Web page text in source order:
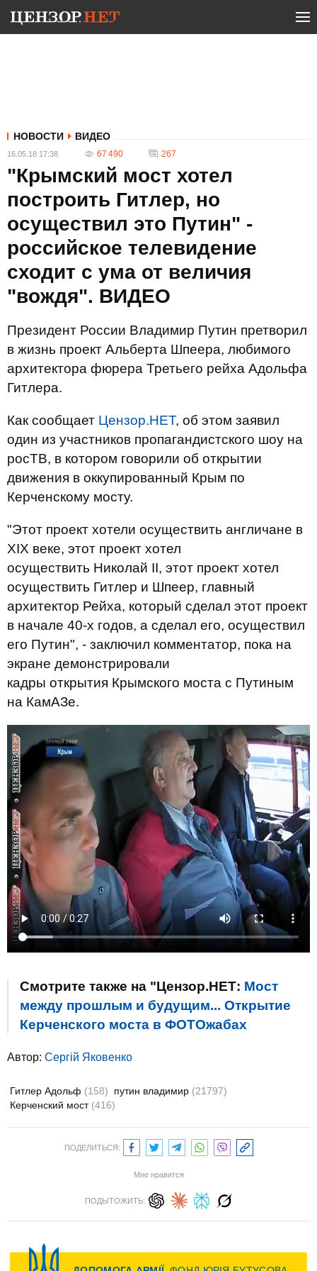
НОВОСТИ ВИДЕО
16.05.18 17:38 67 490 267
"Крымский мост хотел
построить Гитлер, но
осуществил это Путин" -
российское телевидение
сходит с ума от величия
"вождя". ВИДЕО
Президент России Владимир Путин претворил
в жизнь проект Альберта Шпеера, любимого
архитектора фюрера Третьего рейха Адольфа
Гитлера.
Как сообщает Цензор.НЕТ, об этом заявил
один из участников пропагандистского шоу на
росТВ, в котором говорили об открытии
движения в оккупированный Крым по
Керченскому мосту.
"Этот проект хотели осуществить англичане в
XIX веке, этот проект хотел
осуществить Николай II, этот проект хотел
осуществить Гитлер и Шпеер, главный
архитектор Рейха, который сделал этот проект
в начале 40-х годов, а сделал его, осуществил
его Путин", - заключил комментатор, пока на
экране демонстрировали
кадры открытия Крымского моста с Путиным
на КамАЗе.
Смотрите также на "Цензор.НЕТ: Мост
между прошлым и будущим... Открытие
Керченского моста в ФОТОжабах
Автор: Сергій Яковенко
Гитлер Адольф (158) путин владимир (21797)
Керченский мост (416)
ПОДЕЛИТЬСЯ:
Мне нравится
ПОДЫТОЖИТЬ: